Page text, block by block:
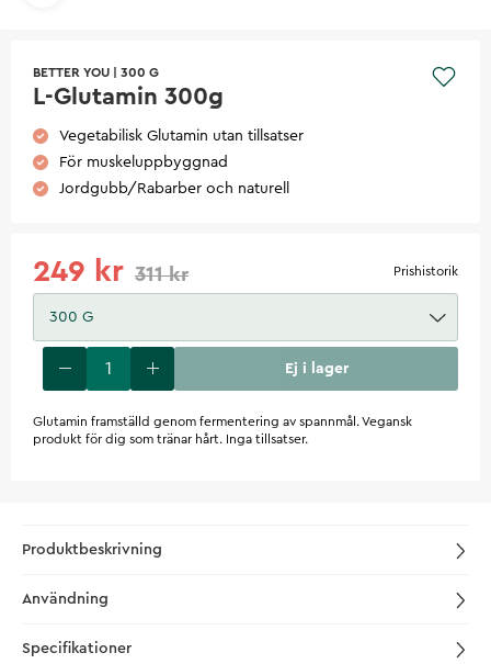
BETTER YOU 300 G
L-Glutamin 300g
Vegetabilisk Glutamin utan tillsatser
För muskeluppbyggnad
Jordgubb/Rabarber och naturell
249 kr 311 kr Prishistorik
300 G
Ej i lager
Glutamin framställd genom fermentering av spannmål. Vegansk
produkt för dig som tränar hårt. Inga tillsatser.
Produktbeskrivning
Användning
Specifikationer